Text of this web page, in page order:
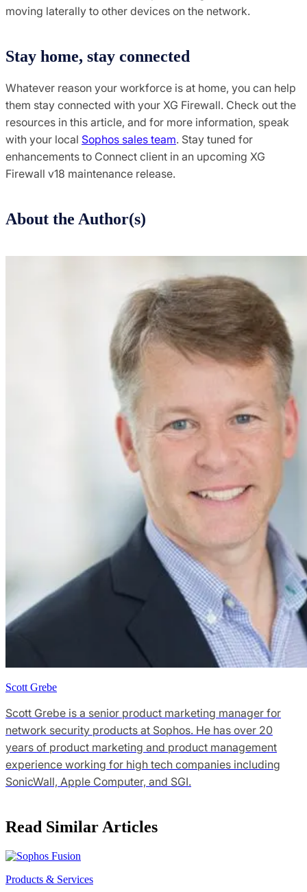
moving laterally to other devices on the network.
Stay home, stay connected
Whatever reason your workforce is at home, you can help
them stay connected with your XG Firewall. Check out the
resources in this article, and for more information, speak
with your local Sophos sales team. Stay tuned for
enhancements to Connect client in an upcoming XG
Firewall v18 maintenance release.
About the Author(s)
Scott Grebe
Scott Grebe is a senior product marketing manager for
network security products at Sophos. He has over 20
years of product marketing and product management
experience working for high tech companies including
SonicWall, Apple Computer, and SGI.
Read Similar Articles
Products & Services